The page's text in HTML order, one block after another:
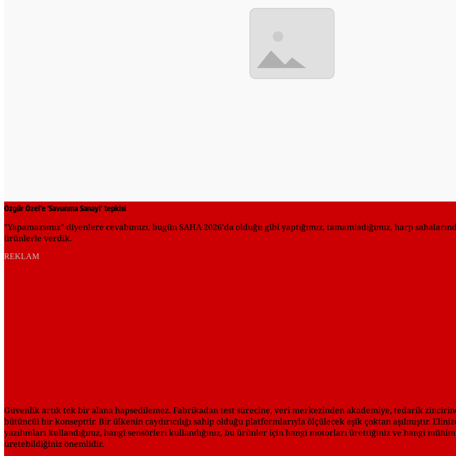
Özgür Özel'e 'Savunma Sanayi' tepkisi
"Yapamazsınız" diyenlere cevabımızı, bugün SAHA 2026'da olduğu gibi yaptığımız, tamamladığımız, harp
ürünlerle verdik.
REKLAM
Güvenlik artık tek bir alana hapsedilemez. Fabrikadan test sürecine, veri merkezinden akademiye, tedarik
bütüncül bir konsepttir. Bir ülkenin caydırıcılığı sahip olduğu platformlarıyla ölçülecek eşik çoktan aşılmıştır.
yazılımları kullandığınız, hangi sensörleri kullandığınız, bu ürünler için hangi motorları ürettiğiniz ve hangi
üretebildiğiniz önemlidir.